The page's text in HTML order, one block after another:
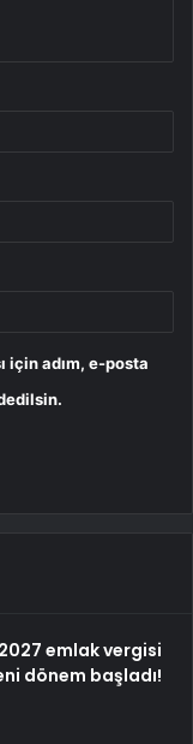
için adım, e-posta
emlak vergisi
dönem başladı!